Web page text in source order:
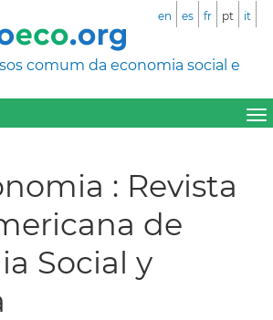
comum da economia social e
en es fr pt it
: Revista
de
Social y